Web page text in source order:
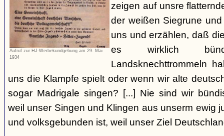
Aufruf zur HJ-Werbekundgebung am 29. Mai
1934
zeigen auf unsre
der weißen Siegrune
uns und erzählen, daß
es wirklich
Landsknechttrommeln
uns die Klampfe spielt oder wenn wir alte
sogar Madrigale singen? [...] Nie sind wir
weil unser Singen und Klingen aus unserm ewig
und volksgebunden ist, weil unser Ziel